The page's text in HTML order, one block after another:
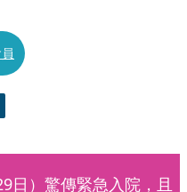
日）驚傳緊急入院，且